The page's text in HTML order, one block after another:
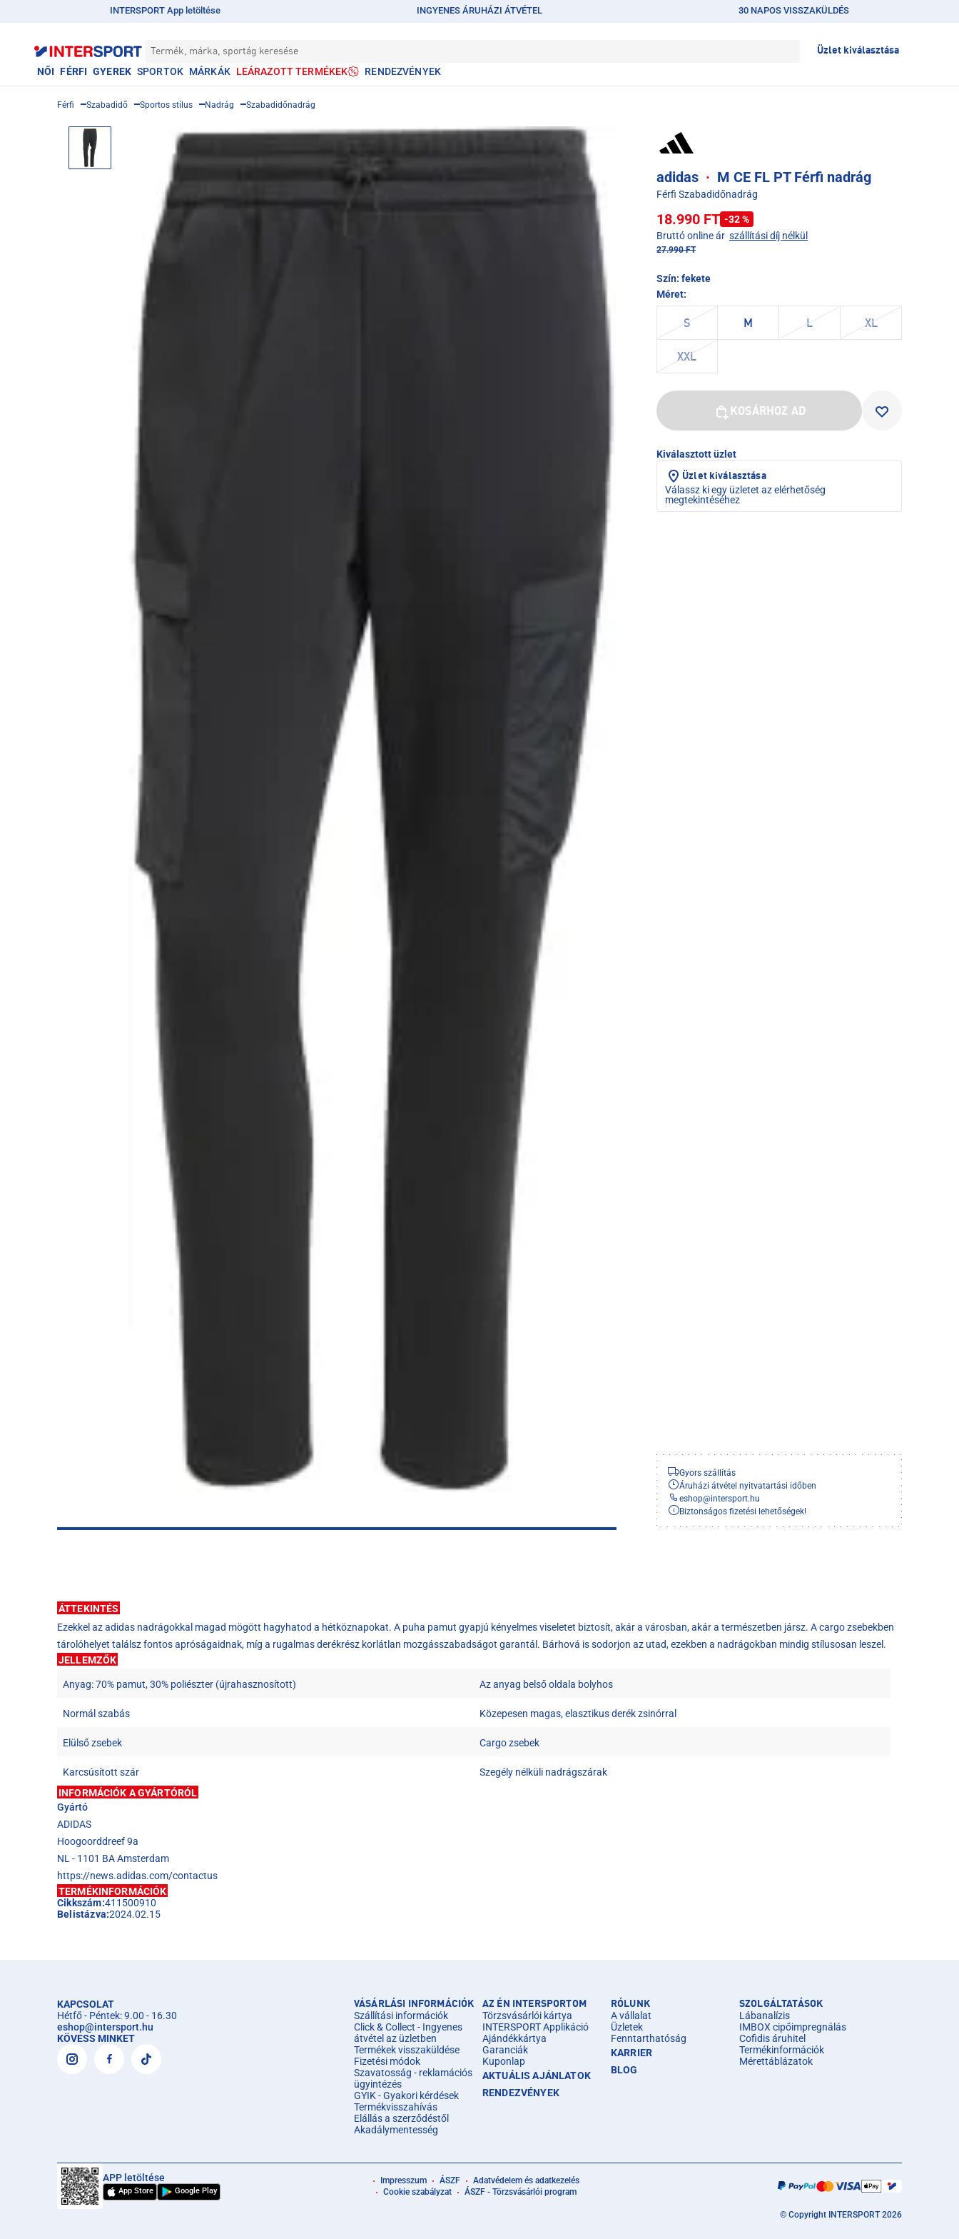
INTERSPORT App letöltése INGYENES ÁRUHÁZI ÁTVÉTEL 30 NAPOS VISSZAKÜLDÉS
Termék, márka, sportág keresése Üzlet kiválasztása
NŐI FÉRFI GYEREK SPORTOK MÁRKÁK LEÁRAZOTT TERMÉKEK RENDEZVÉNYEK
Férfi Szabadidő Sportos stílus Nadrág Szabadidőnadrág
adidas · M CE FL PT Férfi nadrág
Férfi Szabadidőnadrág
18.990 FT -32 %
Bruttó online ár szállítási díj nélkül
27.990 FT
Szín: fekete
Méret:
S M L XL
XXL
KOSÁRHOZ AD
Kiválasztott üzlet
Üzlet kiválasztása
Válassz ki egy üzletet az elérhetőség
megtekintéséhez
Gyors szállítás
Áruházi átvétel nyitvatartási időben
eshop@intersport.hu
Biztonságos fizetési lehetőségek!
ÁTTEKINTÉS
Ezekkel az adidas nadrágokkal magad mögött hagyhatod a hétköznapokat. A puha pamut gyapjú kényelmes viseletet biztosít, akár a városban, akár a természetben jársz. A cargo zsebekben
tárolóhelyet találsz fontos apróságaidnak, míg a rugalmas derékrész korlátlan mozgásszabadságot garantál. Bárhová is sodorjon az utad, ezekben a nadrágokban mindig stílusosan leszel.
JELLEMZŐK
Anyag: 70% pamut, 30% poliészter (újrahasznosított) Az anyag belső oldala bolyhos
Normál szabás Közepesen magas, elasztikus derék zsinórral
Elülső zsebek Cargo zsebek
Karcsúsított szár
Szegély nélküli nadrágszárak
INFORMÁCIÓK A GYÁRTÓRÓL
Gyártó
ADIDAS
Hoogoorddreef 9a
NL - 1101 BA Amsterdam
https://news.adidas.com/contactus
TERMÉKINFORMÁCIÓK
Cikkszám:411500910
Belistázva:2024.02.15
KAPCSOLAT
Hétfő - Péntek: 9.00 - 16.30
eshop@intersport.hu
KÖVESS MINKET
VÁSÁRLÁSI INFORMÁCIÓK
Szállítási információk
Click & Collect - Ingyenes
átvétel az üzletben
Termékek visszaküldése
Fizetési módok
Szavatosság - reklamációs
ügyintézés
GYIK - Gyakori kérdések
Termékvisszahívás
Elállás a szerződéstől
Akadálymentesség
AZ ÉN INTERSPORTOM
Törzsvásárlói kártya
INTERSPORT Applikáció
Ajándékkártya
Garanciák
Kuponlap
AKTUÁLIS AJÁNLATOK
RENDEZVÉNYEK
RÓLUNK
A vállalat
Üzletek
Fenntarthatóság
KARRIER
BLOG
SZOLGÁLTATÁSOK
Lábanalízis
IMBOX cipőimpregnálás
Cofidis áruhitel
Termékinformációk
Mérettáblázatok
APP letöltése
App Store Google Play
Impresszum ÁSZF
Adatvédelem és adatkezelés
Cookie szabályzat
ÁSZF - Törzsvásárlói program
© Copyright INTERSPORT 2026